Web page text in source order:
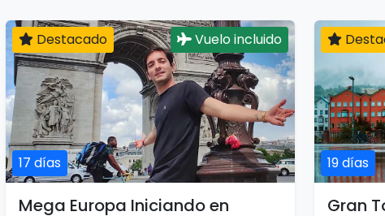
17 días
Destacado Vuelo incluido
Mega Europa Iniciando en
19 días
Gran